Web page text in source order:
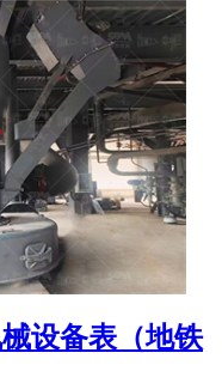
设备表（地铁